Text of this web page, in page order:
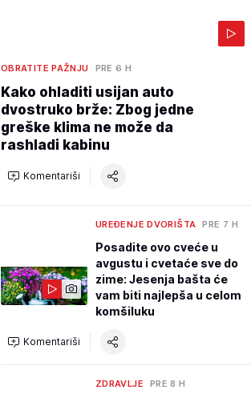
OBRATITE PAŽNJU PRE 6 H
Kako ohladiti usijan auto
dvostruko brže: Zbog jedne
greške klima ne može da
rashladi kabinu
Komentariši
UREĐENJE DVORIŠTA PRE 7 H
Posadite ovo cveće u
avgustu i cvetaće sve do
zime: Jesenja bašta će
vam biti najlepša u celom
komšiluku
Komentariši
ZDRAVLJE PRE 8 H